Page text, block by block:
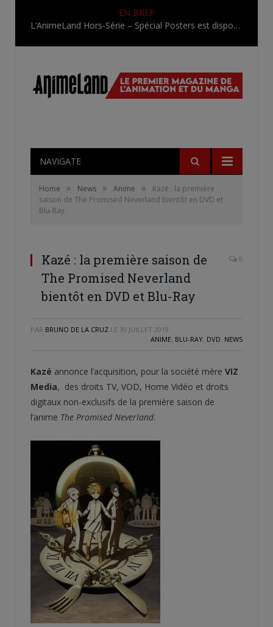
EN BREF
L’AnimeLand Hors-Série – Spécial Posters est disponible !
NAVIGATE
Home » News » Anime »
Kazé : la première
saison de The Promised Neverland bientôt en DVD et
Blu-Ray
Kazé : la première saison de
The Promised Neverland
bientôt en DVD et Blu-Ray
0
PAR BRUNO DE LA CRUZ LE 30 JUILLET 2019
ANIME, BLU-RAY, DVD, NEWS
Kazé annonce l’acquisition, pour la société mère VIZ
Media, des droits TV, VOD, Home Vidéo et droits
digitaux non-exclusifs de la première saison de
l’anime The Promised Neverland.